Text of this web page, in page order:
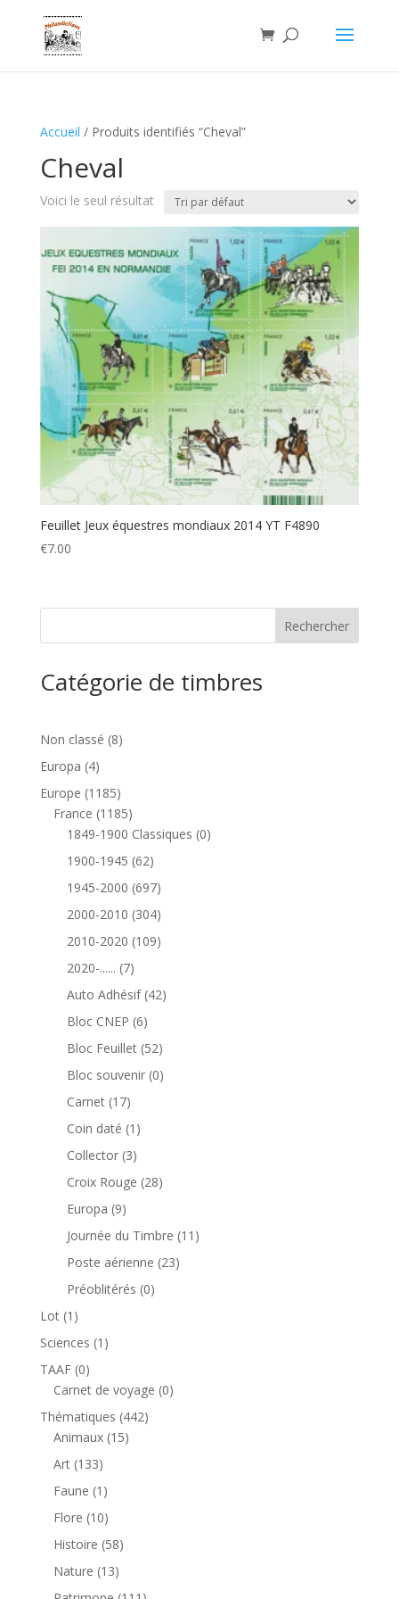
Accueil / Produits identifiés “Cheval”
Cheval
Voici le seul résultat
Feuillet Jeux équestres mondiaux 2014 YT F4890
€7.00
Catégorie de timbres
Non classé 88
Europa 44
produits
Europe 11851185
produits
France 11851185
produits
1849-1900 Classiques 00
1900-1945 6262
produits
1945-2000 697697
produits
2000-2010 304304
produits
2010-2020 109109
2020-...... 77
produits
Auto Adhésif 4242
Bloc CNEP 66
produits
Bloc Feuillet 5252
produits
Bloc souvenir 00
Carnet 1717
produits
Coin daté 1 1
produit
Collector 33
produits
Croix Rouge 2828
Europa 99
produits
Journée du Timbre 11 11
Poste aérienne 2323
Préoblitérés 00
Lot 1 1
produit
Sciences 1 1
TAAF 00
produit
Carnet de voyage 00
Thématiques 442442
Animaux 1515
Art 133133
produits
Faune 1 1
produit
Flore 1010
produits
Histoire 5858
Nature 1313
produits